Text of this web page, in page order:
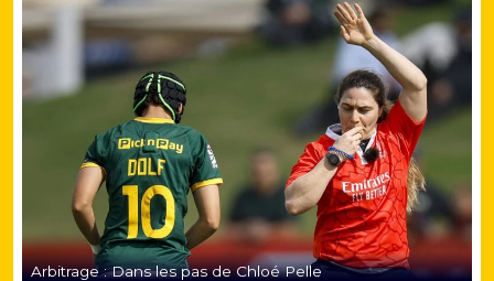
Arbitrage : Dans les pas de Chloé Pelle